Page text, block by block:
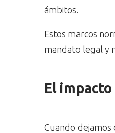
ámbitos.
Estos marcos
mandato legal y
El
Cuando